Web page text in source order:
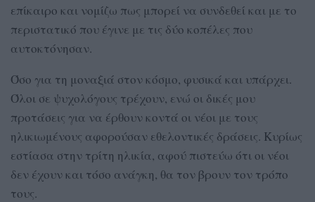
επίκαιρο και νομίζω πως μπορεί να συνδεθεί και με το
περιστατικό που έγινε με τις δύο κοπέλες που
αυτοκτόνησαν.
Όσο για τη μοναξιά στον κόσμο, φυσικά και υπάρχει.
Όλοι σε ψυχολόγους τρέχουν, ενώ οι δικές μου
προτάσεις για να έρθουν κοντά οι νέοι με τους
ηλικιωμένους αφορούσαν εθελοντικές δράσεις. Κυρίως
εστίασα στην τρίτη ηλικία, αφού πιστεύω ότι οι νέοι
δεν έχουν και τόσο ανάγκη, θα τον βρουν τον τρόπο
τους.